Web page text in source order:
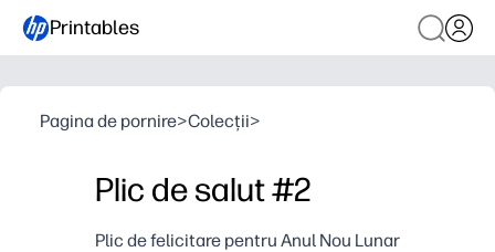
Printables
Pagina de pornire>Colecții>
Plic de salut #2
Plic de felicitare pentru Anul Nou Lunar